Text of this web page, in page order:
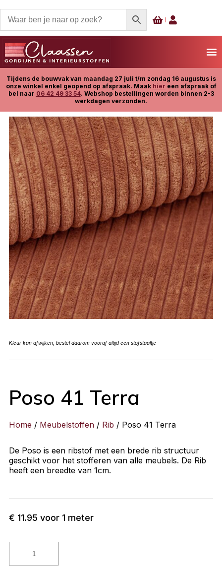
Tijdens de bouwvak van maandag 27 juli t/m zondag 16 augustus is
onze winkel enkel geopend op afspraak. Maak hier een afspraak of
bel naar 06 42 49 33 54. Webshop bestellingen worden binnen 2-3
werkdagen verzonden.
Kleur kan afwijken, bestel daarom vooraf altijd een stofstaaltje
Poso 41 Terra
Home / Meubelstoffen / Rib / Poso 41 Terra
De Poso is een ribstof met een brede rib structuur
geschikt voor het stofferen van alle meubels. De Rib
heeft een breedte van 1cm.
€ 11.95 voor 1 meter